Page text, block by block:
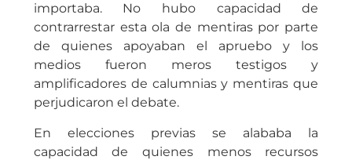
importaba. No hubo capacidad de
contrarrestar esta ola de mentiras por parte
de quienes apoyaban el apruebo y los
medios fueron meros testigos y
amplificadores de calumnias y mentiras que
perjudicaron el debate.
En elecciones previas se alababa la
capacidad de quienes menos recursos